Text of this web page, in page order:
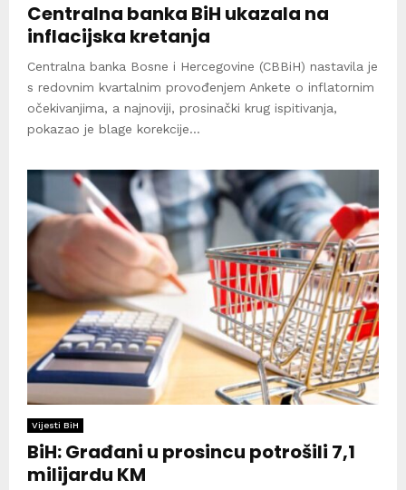
Centralna banka BiH ukazala na
inflacijska kretanja
Centralna banka Bosne i Hercegovine (CBBiH) nastavila je
s redovnim kvartalnim provođenjem Ankete o inflatornim
očekivanjima, a najnoviji, prosinački krug ispitivanja,
pokazao je blage korekcije...
Vijesti BiH
BiH: Građani u prosincu potrošili 7,1
milijardu KM